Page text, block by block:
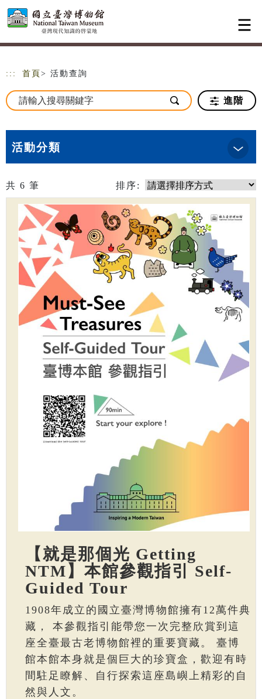
跳到主要內容
網站導覽
::: 首頁 > 活動查詢
進階
活動分類
共 6 筆 排序:
【就是那個光 Getting
NTM】本館參觀指引 Self-
Guided Tour
1908年成立的國立臺灣博物館擁有12萬件典
藏， 本參觀指引能帶您一次完整欣賞到這
座全臺最古老博物館裡的重要寶藏。 臺博
館本館本身就是個巨大的珍寶盒，歡迎有時
間駐足瞭解、自行探索這座島嶼上精彩的自
然與人文。